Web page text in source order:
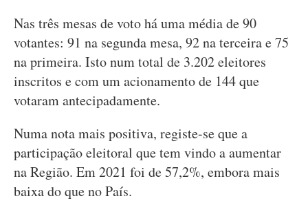
Nas três mesas de voto há uma média de 90
votantes: 91 na segunda mesa, 92 na terceira e 75
na primeira. Isto num total de 3.202 eleitores
inscritos e com um acionamento de 144 que
votaram antecipadamente.
Numa nota mais positiva, registe-se que a
participação eleitoral que tem vindo a aumentar
na Região. Em 2021 foi de 57,2%, embora mais
baixa do que no País.